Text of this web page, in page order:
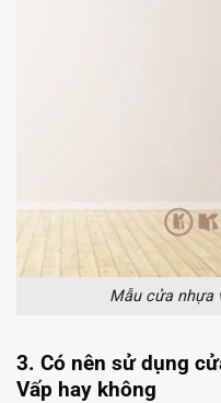
Mẫu cửa nhựa
3. Có nên sử dụng
Vấp hay không